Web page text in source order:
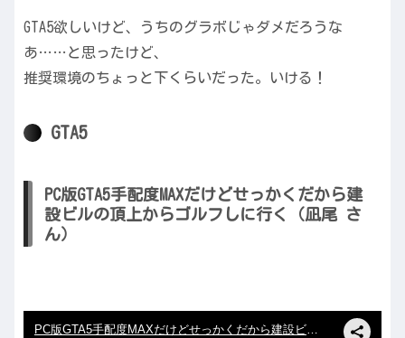
GTA5欲しいけど、うちのグラボじゃダメだろうな
あ……と思ったけど、
推奨環境のちょっと下くらいだった。いける！
GTA5
PC版GTA5手配度MAXだけどせっかくだから建
設ビルの頂上からゴルフしに行く（凪尾 さ
ん）